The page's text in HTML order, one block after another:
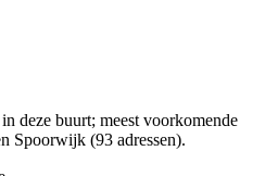
deze buurt; meest voorkomende
Spoorwijk (93 adressen).